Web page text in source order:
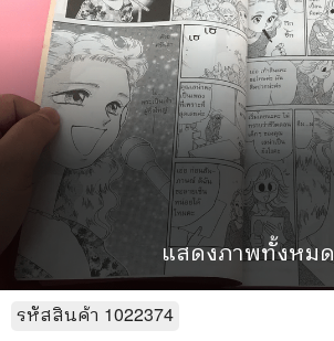
แสดงภาพทั้งหมด
รหัสสินค้า 1022374